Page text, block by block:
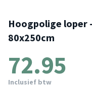
Hoogpolige loper
80x250cm
72.95
Inclusief btw